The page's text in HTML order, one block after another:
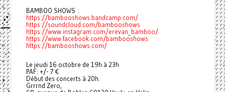
BAMBOO SHOWS :
https://bambooshows.bandcamp.com/
https://soundcloud.com/bambooshows
https://www.instagram.com/erevan_bamboo/
https://www.facebook.com/bambooshows
https://bambooshows.com/
Le jeudi 16 octobre de 19h à 23h
PAF: +/- 7 €
Début des concerts à 20h.
Grrrnd Zero,